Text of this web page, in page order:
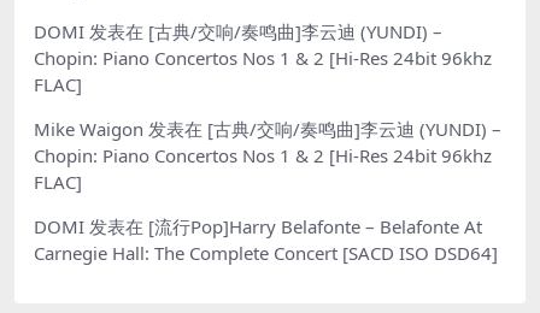
DOMI 发表在 [古典/交响/奏鸣曲]李云迪 (YUNDI) –
Chopin: Piano Concertos Nos 1 & 2 [Hi-Res 24bit 96khz
FLAC]
Mike Waigon 发表在 [古典/交响/奏鸣曲]李云迪 (YUNDI) –
Chopin: Piano Concertos Nos 1 & 2 [Hi-Res 24bit 96khz
FLAC]
DOMI 发表在 [流行Pop]Harry Belafonte – Belafonte At
Carnegie Hall: The Complete Concert [SACD ISO DSD64]